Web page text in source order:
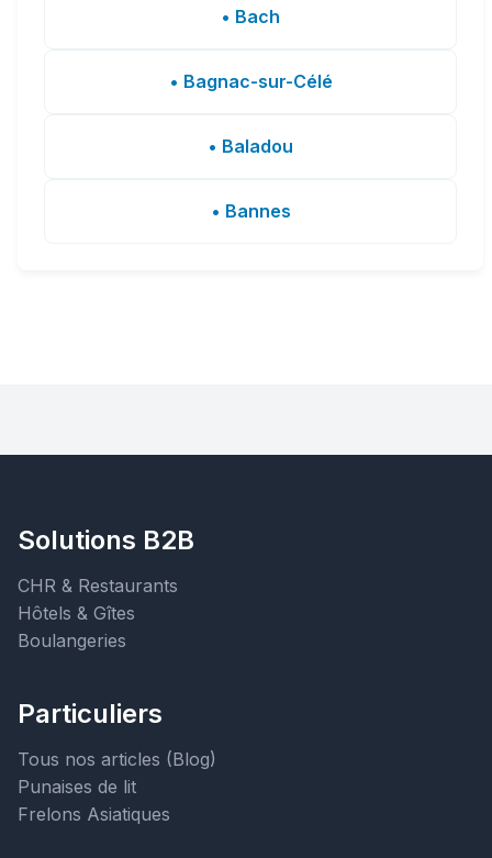
• Bach
• Bagnac-sur-Célé
• Baladou
• Bannes
Solutions B2B
CHR & Restaurants
Hôtels & Gîtes
Boulangeries
Particuliers
Tous nos articles (Blog)
Punaises de lit
Frelons Asiatiques